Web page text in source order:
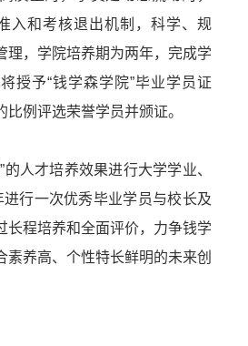
入和考核退出机制，科学、规
理，学院培养期为两年，完成学
授予“钱学森学院”毕业学员证
比例评选荣誉学员并颁证。
的人才培养效果进行大学学业、
行一次优秀毕业学员与校长及
长程培养和全面评价，力争钱学
素养高、个性特长鲜明的未来创